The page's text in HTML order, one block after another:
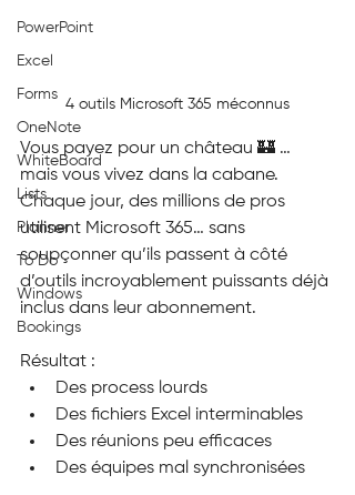
PowerPoint
Excel
Forms
OneNote
WhiteBoard
Lists
Planner
To Do
Windows
Bookings
4 outils Microsoft 365 méconnus
Vous payez pour un château 🏰 …
mais vous vivez dans la cabane.
Chaque jour, des millions de pros
utilisent Microsoft 365… sans
soupçonner qu’ils passent à côté
d’outils incroyablement puissants déjà
inclus dans leur abonnement.
Résultat :
Des process lourds
Des fichiers Excel interminables
Des réunions peu efficaces
Des équipes mal synchronisées